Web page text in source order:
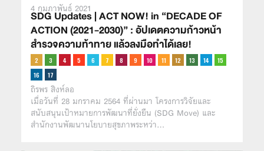
4 กุมภาพันธ์ 2021
SDG Updates | ACT NOW! in “DECADE OF
ACTION (2021-2030)” : อัปเดตความก้าวหน้า
สำรวจความท้าทาย แล้วลงมือทำได้เลย!
ถิรพร สิงห์ลอ
เมื่อวันที่ 28 มกราคม 2564 ที่ผ่านมา โครงการวิจัยและ
สนับสนุนเป้าหมายการพัฒนาที่ยั่งยืน (SDG Move) และ
สำนักงานพัฒนานโยบายสุขภาพระหว่า…